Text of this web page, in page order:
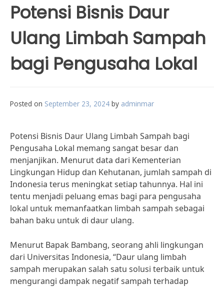
Potensi Bisnis Daur
Ulang Limbah Sampah
bagi Pengusaha Lokal
Posted on September 23, 2024 by adminmar
Potensi Bisnis Daur Ulang Limbah Sampah bagi
Pengusaha Lokal memang sangat besar dan
menjanjikan. Menurut data dari Kementerian
Lingkungan Hidup dan Kehutanan, jumlah sampah di
Indonesia terus meningkat setiap tahunnya. Hal ini
tentu menjadi peluang emas bagi para pengusaha
lokal untuk memanfaatkan limbah sampah sebagai
bahan baku untuk di daur ulang.
Menurut Bapak Bambang, seorang ahli lingkungan
dari Universitas Indonesia, “Daur ulang limbah
sampah merupakan salah satu solusi terbaik untuk
mengurangi dampak negatif sampah terhadap